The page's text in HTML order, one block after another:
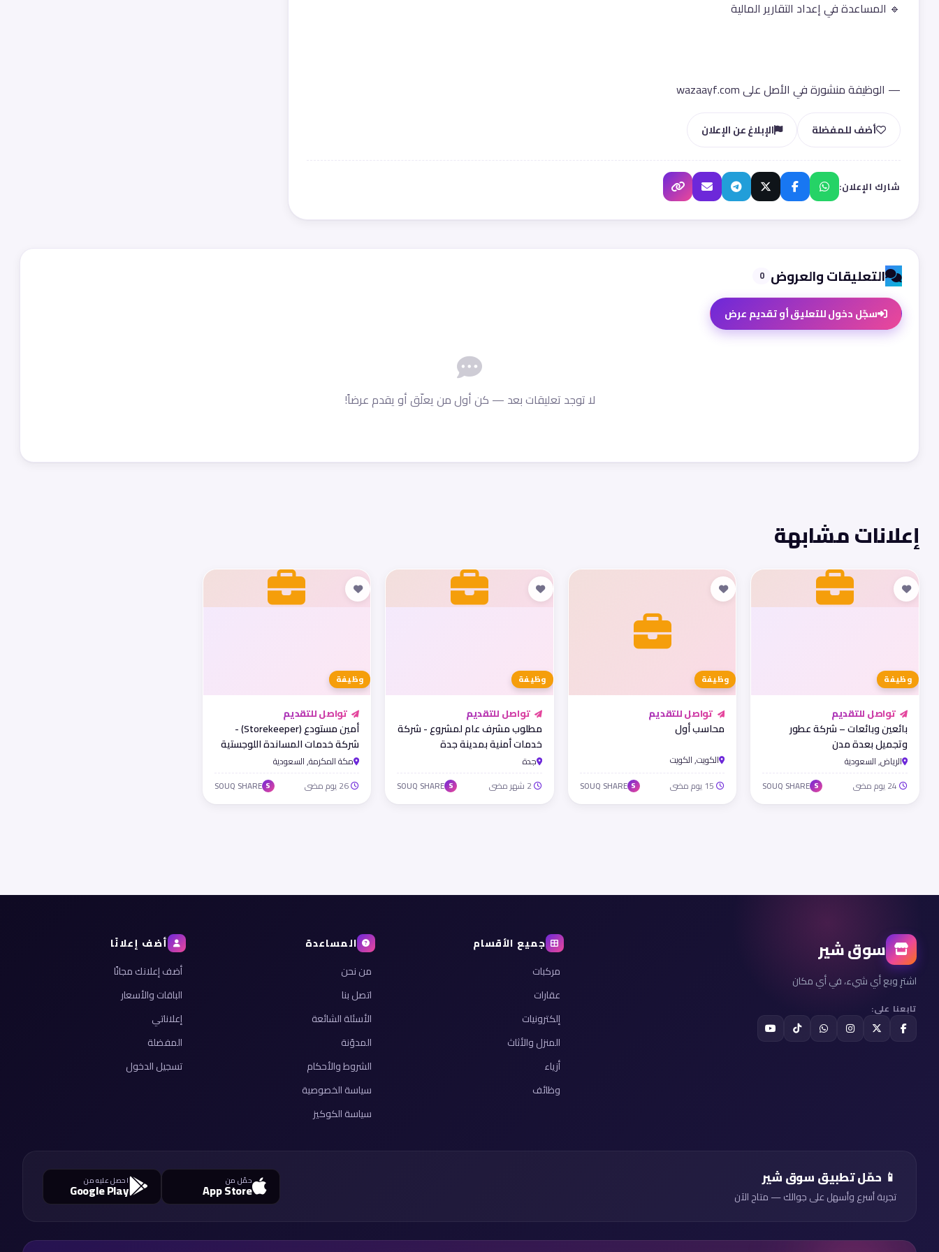
🔹 المساعدة في إعداد التقارير المالية
— الوظيفة منشورة في الأصل على wazaayf.com
أضف للمفضلة الإبلاغ عن الإعلان
شارك الإعلان:
التعليقات والعروض 0
سجّل دخول للتعليق أو تقديم عرض
لا توجد تعليقات بعد — كن أول من يعلّق أو يقدم عرضاً!
إعلانات مشابهة
وظيفة
تواصل للتقديم
بائعين وبائعات – شركة عطور
وتجميل بعدة مدن
الرياض, السعودية
S
SOUQ SHARE
وظيفة
تواصل للتقديم
محاسب أول
الكويت, الكويت
15 يوم مضى
S
SOUQ SHARE
وظيفة
تواصل للتقديم
مطلوب مشرف عام لمشروع - شركة
خدمات أمنية بمدينة جدة
جدة
S
SOUQ SHARE
وظيفة
تواصل للتقديم
أمين مستودع (Storekeeper) -
شركة خدمات المساندة اللوجستية
بمكة المكرمة
مكة المكرمة, السعودية
26 يوم مضى
S
SOUQ SHARE
سوق شير
اشترِ وبع أي شيء، في أي مكان
تابعنا على:
جميع الأقسام
مركبات
عقارات
إلكترونيات
المنزل والأثاث
أزياء
وظائف
المساعدة
من نحن
اتصل بنا
الأسئلة الشائعة
المدوّنة
الشروط والأحكام
سياسة الخصوصية
سياسة الكوكيز
أضف إعلانًا
أضف إعلانك مجانًا
الباقات والأسعار
إعلاناتي
المفضلة
تسجيل الدخول
📱 حمّل تطبيق سوق شير
تجربة أسرع وأسهل على جوالك — متاح الآن
حمّل من
App Store احصل عليه من
Google Play